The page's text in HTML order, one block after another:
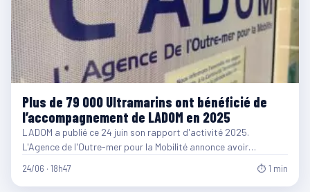
Plus de 79 000 Ultramarins ont bénéficié de
l’accompagnement de LADOM en 2025
LADOM a publié ce 24 juin son rapport d'activité 2025.
L'Agence de l'Outre-mer pour la Mobilité annonce avoir…
24/06 · 18h47 ⏱ 1 min